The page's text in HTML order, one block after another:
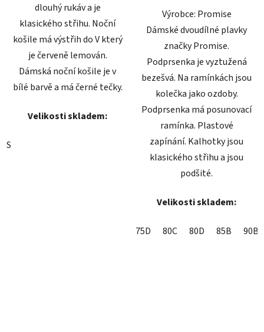
dlouhý rukáv a je
klasického střihu. Noční
košile má výstřih do V který
je červeně lemován.
Dámská noční košile je v
bílé barvě a má černé tečky.
Velikosti skladem:
S
Výrobce: Promise
Dámské dvoudílné plavky
značky Promise.
Podprsenka je vyztužená
bezešvá. Na ramínkách jsou
kolečka jako ozdoby.
Podprsenka má posunovací
ramínka. Plastové
zapínání. Kalhotky jsou
klasického střihu a jsou
podšité.
Velikosti skladem:
75D 80C 80D 85B 90B